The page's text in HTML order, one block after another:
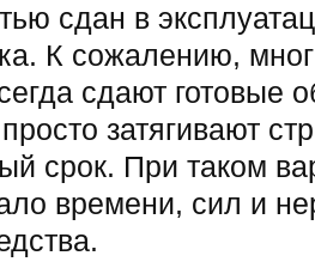
сдан в
К сожалению,
сдают готовые
затягивают
срок. При таком
времени, сил и